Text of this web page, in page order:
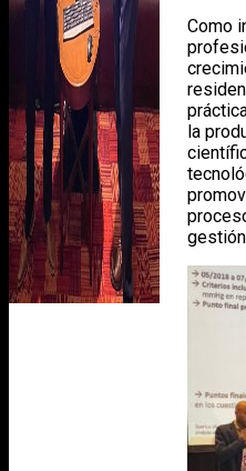
Como
la